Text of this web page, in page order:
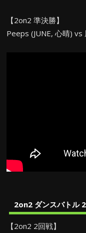
【2on2 準決勝】
Peeps (JUNE, 心晴)
2on2 ダンスバトル
【2on2 2回戦】